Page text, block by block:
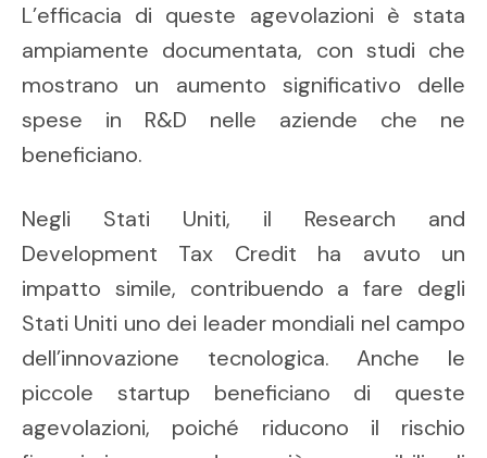
L’efficacia di queste agevolazioni è stata
ampiamente documentata, con studi che
mostrano un aumento significativo delle
spese in R&D nelle aziende che ne
beneficiano.
Negli Stati Uniti, il Research and
Development Tax Credit ha avuto un
impatto simile, contribuendo a fare degli
Stati Uniti uno dei leader mondiali nel campo
dell’innovazione tecnologica. Anche le
piccole startup beneficiano di queste
agevolazioni, poiché riducono il rischio